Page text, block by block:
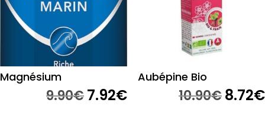
Magnésium
9.90€Original
7.92€Current
Aubépine Bio
10.90€8.72€